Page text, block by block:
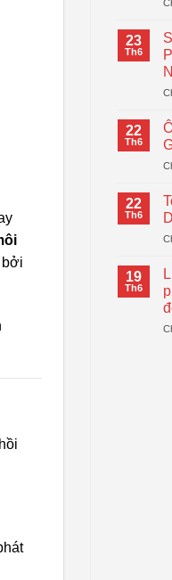
bởi
23
Th6
22
Th6
22
Th6
19
Th6